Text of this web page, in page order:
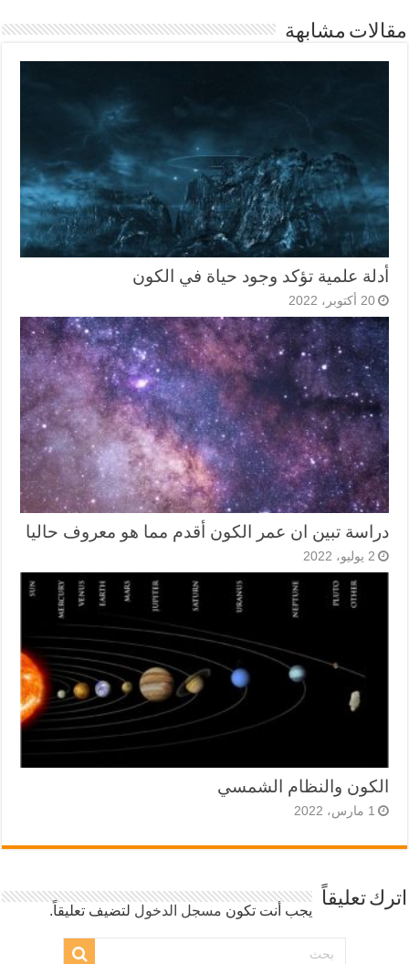
مقالات مشابهة
أدلة علمية تؤكد وجود حياة في الكون
20 أكتوبر، 2022
دراسة تبين ان عمر الكون أقدم مما هو معروف حاليا
2 يوليو، 2022
الكون والنظام الشمسي
1 مارس، 2022
اترك تعليقاً
يجب أنت تكون مسجل الدخول لتضيف تعليقاً.